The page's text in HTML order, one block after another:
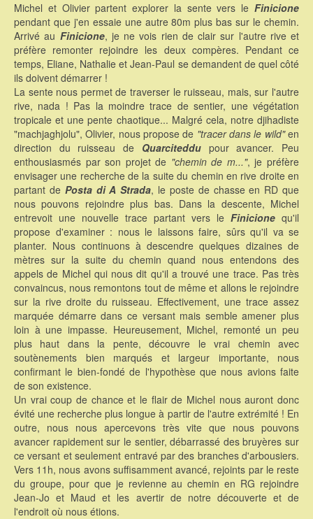
Michel et Olivier partent explorer la sente vers le Finicione
pendant que j'en essaie une autre 80m plus bas sur le chemin.
Arrivé au Finicione, je ne vois rien de clair sur l'autre rive et
préfère remonter rejoindre les deux compères. Pendant ce
temps, Eliane, Nathalie et Jean-Paul se demandent de quel côté
ils doivent démarrer !
La sente nous permet de traverser le ruisseau, mais, sur l'autre
rive, nada ! Pas la moindre trace de sentier, une végétation
tropicale et une pente chaotique... Malgré cela, notre djihadiste
"machjaghjolu", Olivier, nous propose de "tracer dans le wild"en
direction du ruisseau de Quarciteddupour avancer. Peu
enthousiasmés par son projet de "chemin de m...", je préfère
envisager une recherche de la suite du chemin en rive droite en
partant de Posta di A Strada, le poste de chasse en RD que
nous pouvons rejoindre plus bas. Dans la descente, Michel
entrevoit une nouvelle trace partant vers le Finicione qu'il
propose d'examiner : nous le laissons faire, sûrs qu'il va se
planter. Nous continuons à descendre quelques dizaines de
mètres sur la suite du chemin quand nous entendons des
appels de Michel qui nous dit qu'il a trouvé une trace. Pas très
convaincus, nous remontons tout de même et allons le rejoindre
sur la rive droite du ruisseau. Effectivement, une trace assez
marquée démarre dans ce versant mais semble amener plus
loin à une impasse. Heureusement, Michel, remonté un peu
plus haut dans la pente, découvre le vrai chemin avec
soutènements bien marqués et largeur importante, nous
confirmant le bien-fondé de l'hypothèse que nous avions faite
de son existence.
Un vrai coup de chance et le flair de Michel nous auront donc
évité une recherche plus longue à partir de l'autre extrémité ! En
outre, nous nous apercevons très vite que nous pouvons
avancer rapidement sur le sentier, débarrassé des bruyères sur
ce versant et seulement entravé par des branches d'arbousiers.
Vers 11h, nous avons suffisamment avancé, rejoints par le reste
du groupe, pour que je revienne au chemin en RG rejoindre
Jean-Jo et Maud et les avertir de notre découverte et de
l'endroit où nous étions.